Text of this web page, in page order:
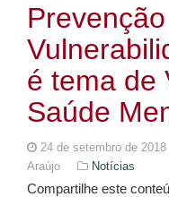
é tema de
Saúde
24 de setembro de 2018
Araújo
Notícias
Compartilhe este